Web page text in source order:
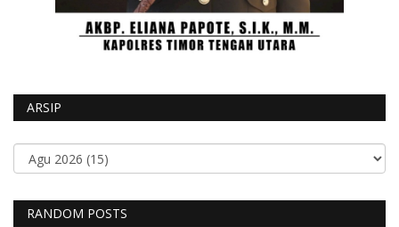
ARSIP
RANDOM POSTS